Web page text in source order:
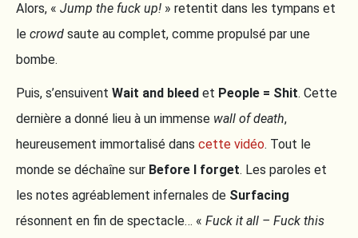
Alors, « Jump the fuck up! » retentit dans les tympans et
le crowd saute au complet, comme propulsé par une
bombe.
Puis, s’ensuivent Wait and bleed et People = Shit. Cette
dernière a donné lieu à un immense wall of death,
heureusement immortalisé dans cette vidéo. Tout le
monde se déchaîne sur Before I forget. Les paroles et
les notes agréablement infernales de Surfacing
résonnent en fin de spectacle… « Fuck it all – Fuck this